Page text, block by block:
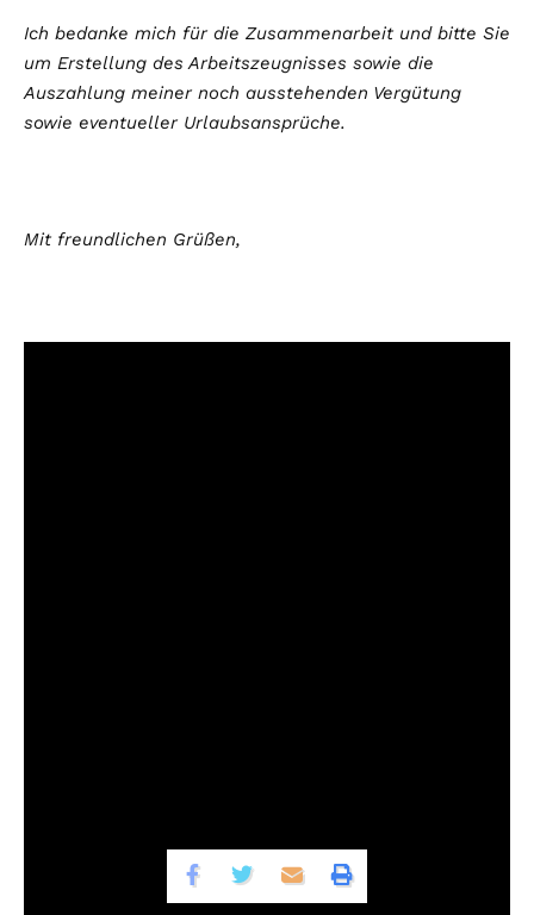
Ich bedanke mich für die Zusammenarbeit und bitte Sie
um Erstellung des Arbeitszeugnisses sowie die
Auszahlung meiner noch ausstehenden Vergütung
sowie eventueller Urlaubsansprüche.
Mit freundlichen Grüßen,